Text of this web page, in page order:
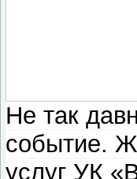
Не так
событие.
услуг УК